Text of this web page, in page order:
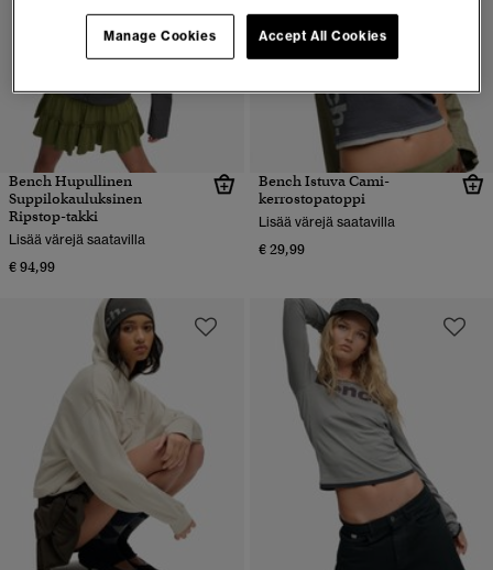
Bench Hupullinen
Suppilokauluksinen
Ripstop-takki
Lisää värejä saatavilla
€ 94,99
Bench Istuva Cami-
kerrostopatoppi
Lisää värejä saatavilla
€ 29,99
Accept All Cookies
Manage Cookies